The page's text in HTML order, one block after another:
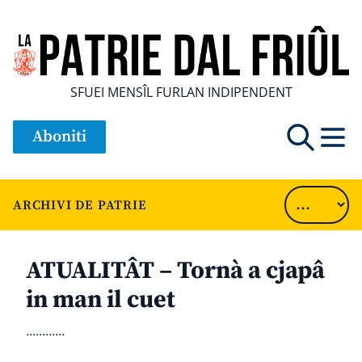
SFUEI MENSÎL FURLAN INDIPENDENT
Aboniti
ARCHIVI DE PATRIE
ATUALITÂT – Tornà a cjapâ
in man il cuet
............